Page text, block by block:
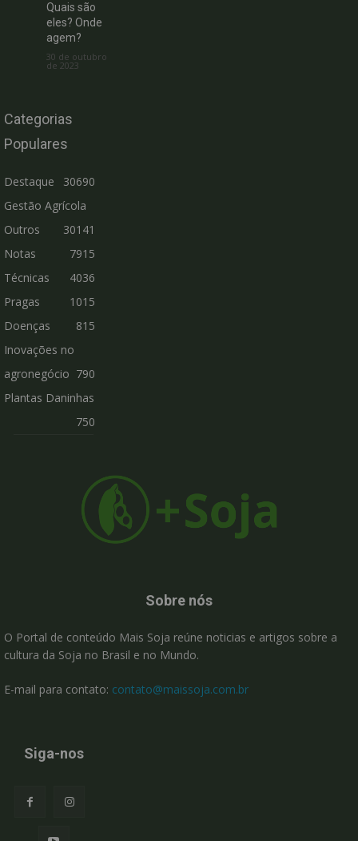
Quais são
eles? Onde
agem?
30 de outubro
de 2023
Categorias
Populares
Destaque
30690
Gestão Agrícola
30141
Outros
7915
Notas
Técnicas
4036
Pragas
1015
Doenças
815
Inovações no
agronegócio 790
Plantas Daninhas
750
Sobre nós
O Portal de conteúdo Mais Soja reúne noticias e artigos sobre a
cultura da Soja no Brasil e no Mundo.
E-mail para contato: contato@maissoja.com.br
Siga-nos